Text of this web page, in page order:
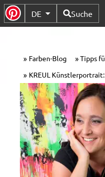
Untermenü Umschalten
DE Verfügbare
Suche
Farben-Blog
Tipps
KREUL